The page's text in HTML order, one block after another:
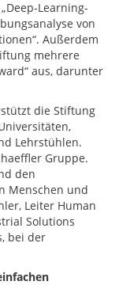
Learning-
von
Außerdem
mehrere
aus, darunter
die Stiftung
Lehrstühlen.
Gruppe.
den
Menschen und
Leiter Human
Solutions
bei der